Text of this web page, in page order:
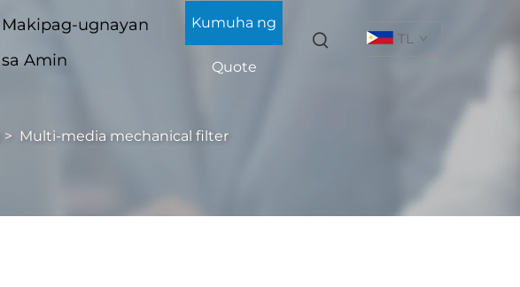
Makipag-ugnayan
sa Amin
Kumuha ng
Quote
TL
> Multi-media mechanical filter